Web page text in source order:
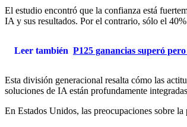
El estudio encontró que la confianza está
IA y sus resultados. Por el contrario, sólo el
Leer también P125 ganancias superó
Esta división generacional resalta cómo las
soluciones de IA están profundamente
En Estados Unidos, las preocupaciones sobre